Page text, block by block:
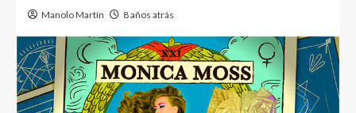
Manolo Martín 8 años atrás